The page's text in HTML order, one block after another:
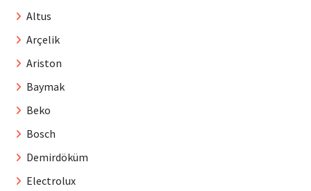
Altus
Arçelik
Ariston
Baymak
Beko
Bosch
Demirdöküm
Electrolux